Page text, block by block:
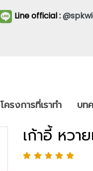
Line official :
โครงการที่เราทำ บท
เก้าอี้ หวา